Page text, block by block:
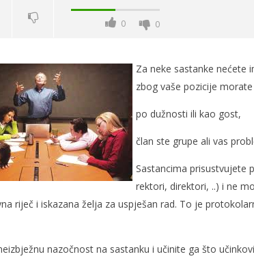
0 0
Radio Hercegovina
13.
Za neke sastanke nećete
zbog vaše pozicije
po dužnosti ili kao gost,
član ste grupe ali vas
Sastancima prisustvujete
rektori, direktori, ..) i ne
riječ i iskazana želja za uspješan rad. To je
nazočnost na sastanku i učinite ga što